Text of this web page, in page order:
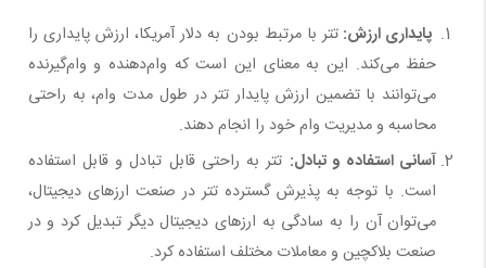
پایداری ارزش: تتر با مرتبط بودن به دلار آمریکا، ارزش پایداری را
حفظ می‌کند. این به معنای این است که وام‌دهنده و وام‌گیرنده
می‌توانند با تضمین ارزش پایدار تتر در طول مدت وام، به راحتی
محاسبه و مدیریت وام خود را انجام دهند.
آسانی استفاده و تبادل: تتر به راحتی قابل تبادل و قابل استفاده
است. با توجه به پذیرش گسترده تتر در صنعت ارزهای دیجیتال،
می‌توان آن را به سادگی به ارزهای دیجیتال دیگر تبدیل کرد و در
صنعت بلاکچین و معاملات مختلف استفاده کرد.